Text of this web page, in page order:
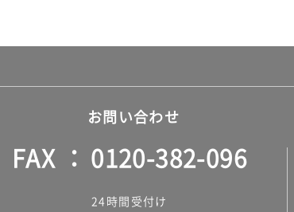
お問い合わせ
FAX 0120-382-096
24時間受付け